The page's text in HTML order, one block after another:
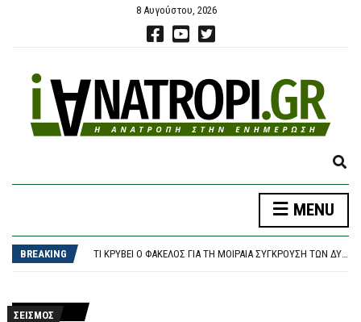
8 Αυγούστου, 2026
E
P
N
MENU
BREAKING
ΣΥΝΕΤΡΊΒΗ ΠΥΡΟΣΒΕΣΤΙΚΌ ΕΛΙΚΌΠΤΕΡΟ ΕΝΏ ΕΠΙΧΕΙΡΟΎΣΕ ΣΕ ΜΕΓΆΛΗ ΔΑΣΙΚΉ ΠΥΡΚΑΓΙΆ ΣΤΗ ΓΙΟΎΤΑ
ΣΕΙΣΜΟΣ